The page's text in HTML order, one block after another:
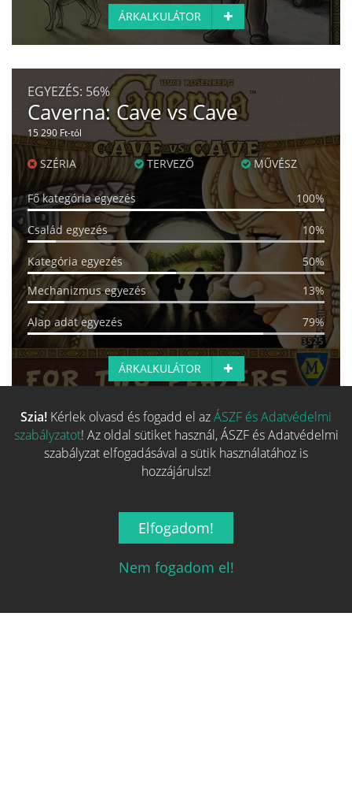
ÁRKALKULÁTOR
EGYEZÉS: 56%
Caverna: Cave vs Cave
15 290 Ft-tól
SZÉRIA TERVEZŐ MŰVÉSZ
Fő kategória egyezés 100%
Család egyezés 10%
Kategória egyezés
50%
Mechanizmus egyezés
13%
Alap adat egyezés 79%
ÁRKALKULÁTOR
Több hasonló játék keresése
Szia! Kérlek olvasd és fogadd el azÁSZF és Adatvédelmi
szabályzatot! Az oldal sütiket használ, ÁSZF és Adatvédelmi
szabályzat elfogadásával a sütik használatához is
hozzájárulsz!
Elfogadom!
Nem fogadom el!